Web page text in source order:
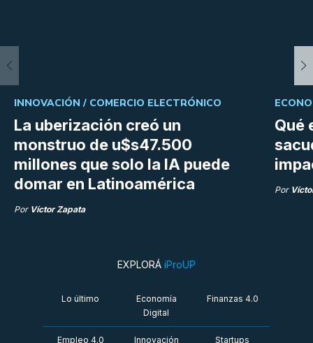
La uberización creó un
monstruo de u$s47.500
millones que solo la IA puede
domar en Latinoamérica
INNOVACIÓN / COMERCIO ELECTRÓNICO
Por Víctor Zapata
Qué
Por
EXPLORÁ iProUP
Lo último
Economía
Digital
Finanzas 4.0
Empleo 4.0 Innovación Startups